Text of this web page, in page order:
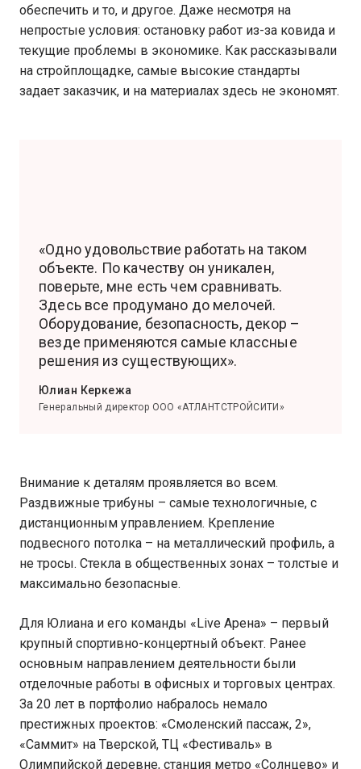
обеспечить и то, и другое. Даже несмотря на
непростые условия: остановку работ из-за ковида и
текущие проблемы в экономике. Как рассказывали
на стройплощадке, самые высокие стандарты
задает заказчик, и на материалах здесь не экономят.
«Одно удовольствие работать на таком
объекте. По качеству он уникален,
поверьте, мне есть чем сравнивать.
Здесь все продумано до мелочей.
Оборудование, безопасность, декор –
везде применяются самые классные
решения из существующих».
Юлиан Керкежа
Генеральный директор ООО «АТЛАНТСТРОЙСИТИ»
Внимание к деталям проявляется во всем.
Раздвижные трибуны – самые технологичные, с
дистанционным управлением. Крепление
подвесного потолка – на металлический профиль, а
не тросы. Стекла в общественных зонах – толстые и
максимально безопасные.
Для Юлиана и его команды «Live Арена» – первый
крупный спортивно-концертный объект. Ранее
основным направлением деятельности были
отделочные работы в офисных и торговых центрах.
За 20 лет в портфолио набралось немало
престижных проектов: «Смоленский пассаж, 2»,
«Саммит» на Тверской, ТЦ «Фестиваль» в
Олимпийской деревне, станция метро «Солнцево» и